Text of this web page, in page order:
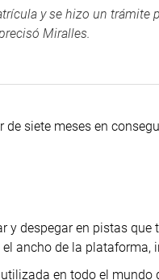
y se hizo un trámite
Miralles.
siete meses en
y despegar en pistas
ancho de la plataforma,
en todo el